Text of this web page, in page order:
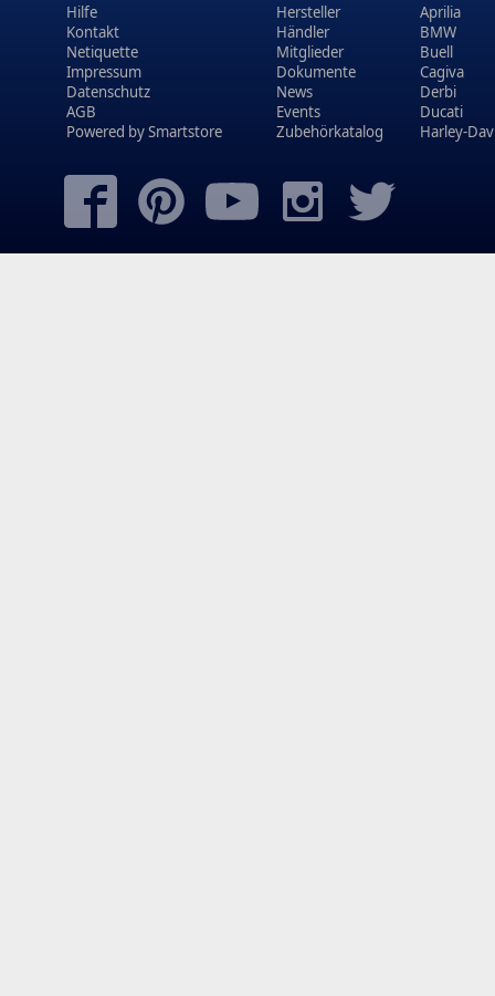
Hilfe
Kontakt
Netiquette
Impressum
Datenschutz
AGB
Powered bySmartstore
Hersteller
Händler
Mitglieder
Dokumente
News
Events
Zubehörkatalog
Aprilia
BMW
Buell
Cagiva
Derbi
Ducati
Harley-